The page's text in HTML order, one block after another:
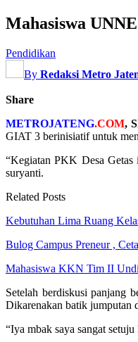
Mahasiswa
Pendidikan
By Redaksi Metro
Share
METROJATENG.COM,
GIAT 3 berinisiatif untuk
“Kegiatan PKK Desa Getas
suryanti.
Related Posts
Kebutuhan Lima Ruang
Bulog Campus Preneur ,
Mahasiswa KKN Tim II
Setelah berdiskusi panjang
Dikarenakan batik jumputan
“Iya mbak saya sangat